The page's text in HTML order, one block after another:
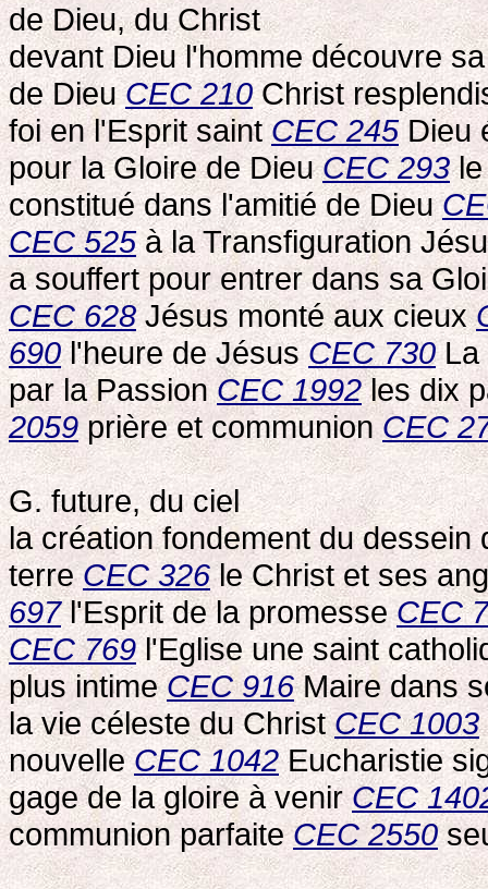
de Dieu, du Christ
devant Dieu l'homme découvre
de DieuCEC 210Christ
foi en l'Esprit saintCEC 245Dieu
pour la Gloire de DieuCEC 293le
constitué dans l'amitié de Dieu
CEC 525à la Transfiguration
a souffert pour entrer dans sa
CEC 628Jésus monté aux cieux
690l'heure de Jésus CEC 730La
par la PassionCEC 1992les dix
2059prière et communionCEC
G. future, du ciel
la création fondement du dessein
terreCEC 326le Christ et ses
697l'Esprit de la promesseCEC
CEC 769l'Eglise une saint
plus intimeCEC 916Maire dans
la vie céleste du ChristCEC 1003
nouvelleCEC 1042Eucharistie
gage de la gloire à venirCEC
communion parfaiteCEC 2550